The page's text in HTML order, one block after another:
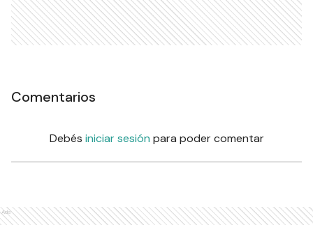
Comentarios
Debés iniciar sesión para poder comentar
Ads